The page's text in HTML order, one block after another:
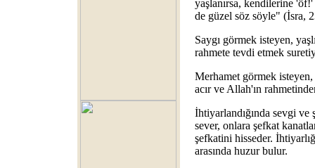
yaşlanırsa, kendilerine
de güzel söz söyle" (İsra,
Saygı görmek isteyen,
rahmete tevdi etmek
Merhamet görmek isteyen,
acır ve Allah'ın
İhtiyarlandığında sevgi ve
sever, onlara şefkat
şefkatini hisseder.
arasında huzur bulur.